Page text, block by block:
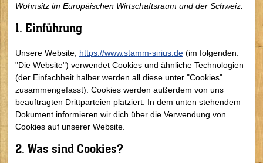
Wohnsitz im Europäischen Wirtschaftsraum und der Schweiz.
1. Einführung
Unsere Website, https://www.stamm-sirius.de (im folgenden:
"Die Website") verwendet Cookies und ähnliche Technologien
(der Einfachheit halber werden all diese unter "Cookies"
zusammengefasst). Cookies werden außerdem von uns
beauftragten Drittparteien platziert. In dem unten stehendem
Dokument informieren wir dich über die Verwendung von
Cookies auf unserer Website.
2. Was sind Cookies?